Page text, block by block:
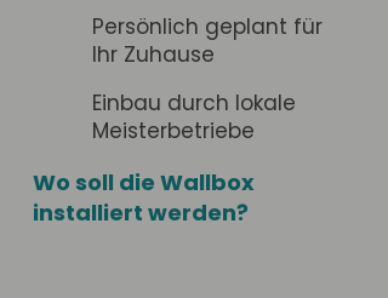
Persönlich geplant für
Ihr Zuhause
Einbau durch lokale
Meisterbetriebe
Wo soll die Wallbox
installiert werden?